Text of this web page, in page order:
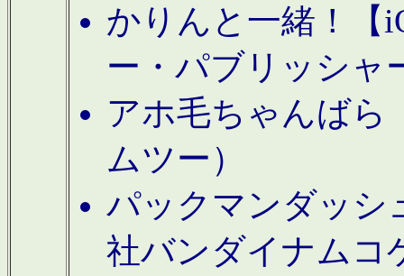
かりんと一緒！【
ー・パブリッシャ
アホ毛ちゃんばら
ムツー）
パックマンダッシ
社バンダイナムコ